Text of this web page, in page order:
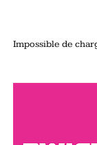
Impossible de